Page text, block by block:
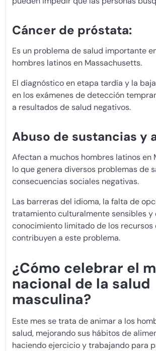
Cáncer de próstata:
Es un problema de salud importante
hombres latinos en Massachusetts.
El diagnóstico en etapa tardía y la
en los exámenes de detección
a resultados de salud negativos.
Abuso de sustancias y
Afectan a muchos hombres latinos en
lo que genera diversos problemas de
consecuencias sociales negativas.
Las barreras del idioma, la falta de
tratamiento culturalmente sensibles y
conocimiento limitado de los recursos
contribuyen a este problema.
¿Cómo celebrar el
nacional de la salud
masculina?
Este mes se trata de animar a los
salud, mejorando sus hábitos de
haciendo ejercicio y trabajando para